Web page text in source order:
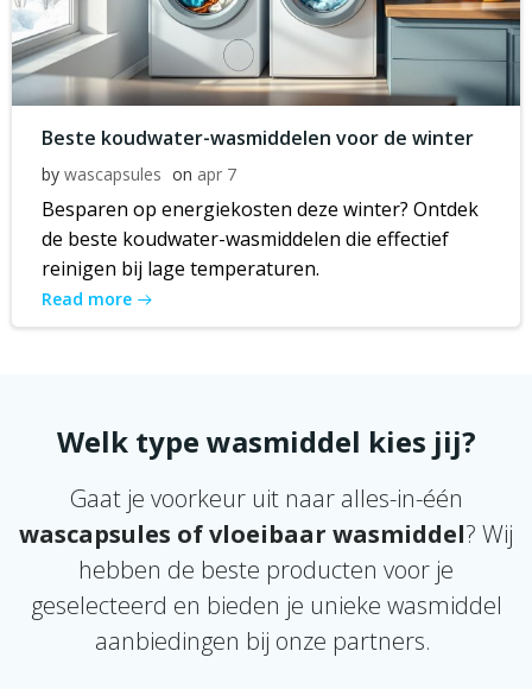
Beste koudwater-wasmiddelen voor de winter
by wascapsules on apr 7
Besparen op energiekosten deze winter? Ontdek
de beste koudwater-wasmiddelen die effectief
reinigen bij lage temperaturen.
Read more
Welk type wasmiddel kies jij?
Gaat je voorkeur uit naar alles-in-één
wascapsules of vloeibaar wasmiddel? Wij
hebben de beste producten voor je
geselecteerd en bieden je unieke wasmiddel
aanbiedingen bij onze partners.